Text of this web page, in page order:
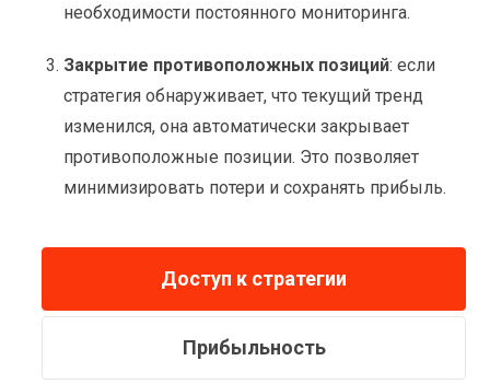
необходимости постоянного мониторинга.
Закрытие противоположных позиций: если
стратегия обнаруживает, что текущий тренд
изменился, она автоматически закрывает
противоположные позиции. Это позволяет
минимизировать потери и сохранять прибыль.
Доступ к стратегии
Прибыльность